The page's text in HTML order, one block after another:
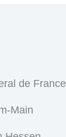
de France
Main